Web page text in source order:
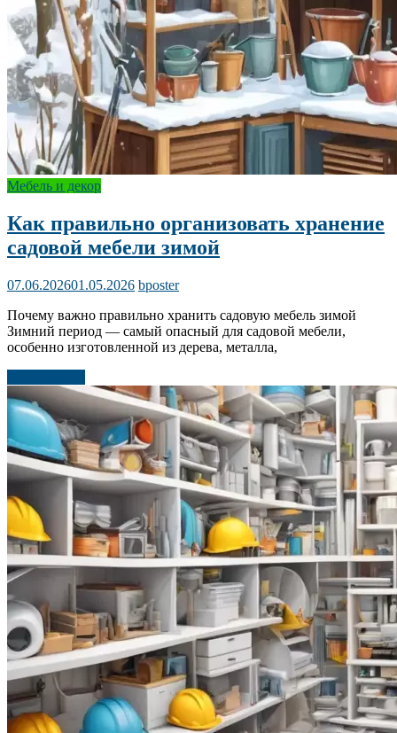
Мебель и декор
Как правильно организовать хранение
садовой мебели зимой
07.06.202601.05.2026 bposter
Почему важно правильно хранить садовую мебель зимой
Зимний период — самый опасный для садовой мебели,
особенно изготовленной из дерева, металла,